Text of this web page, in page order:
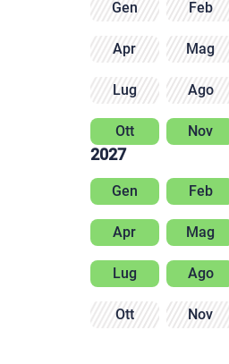
Gen Feb
Apr Mag
Lug Ago
Ott Nov
2027
Gen Feb
Apr Mag
Lug Ago
Ott Nov